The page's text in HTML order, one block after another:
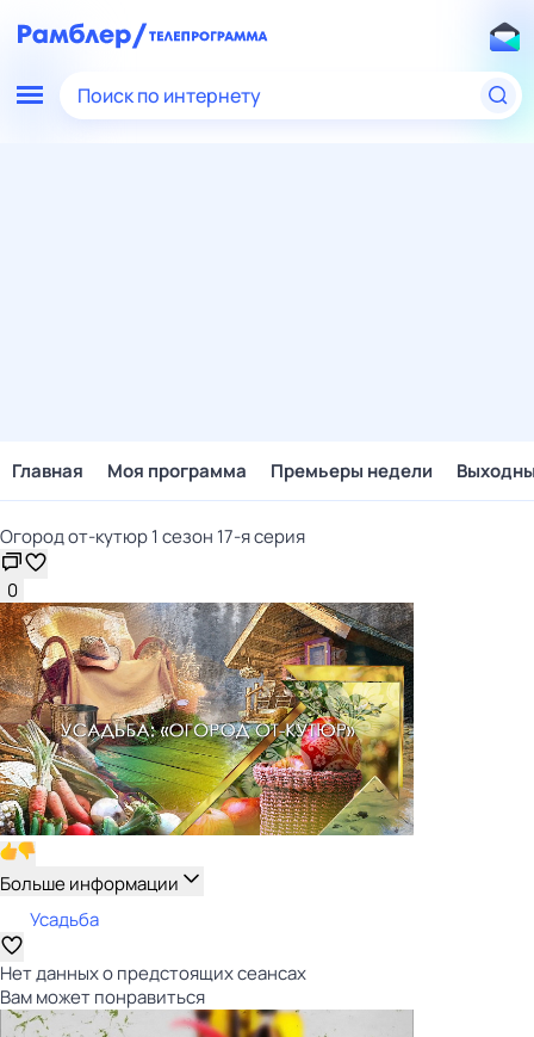
Поиск по интернету
Главная Моя программа Премьеры недели
Огород от-кутюр 1 сезон 17-я серия
0
Больше информации
Усадьба
Нет данных о предстоящих сеансах
Вам может понравиться